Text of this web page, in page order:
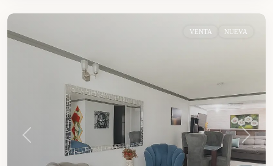
VENTA NUEVA
Anterior